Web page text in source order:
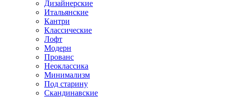
Дизайнерские
Итальянские
Кантри
Классические
Лофт
Модерн
Прованс
Неоклассика
Минимализм
Под старину
Скандинавские